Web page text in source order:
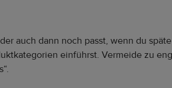
auch dann noch passt, wenn du
einführst. Vermeide zu